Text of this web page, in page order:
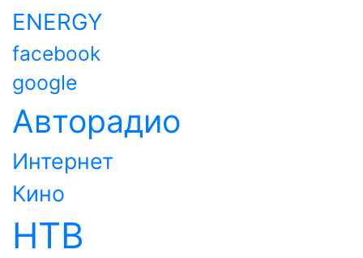
ENERGY
facebook
google
Авторадио
Интернет
Кино
НТВ